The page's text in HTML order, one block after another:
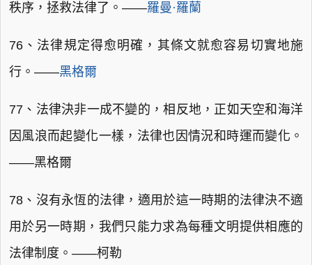
秩序，拯救法律了。——羅曼·羅蘭
76、法律規定得愈明確，其條文就愈容易切實地施
行。——黑格爾
77、法律決非一成不變的，相反地，正如天空和海洋
因風浪而起變化一樣，法律也因情況和時運而變化。
——黑格爾
78、沒有永恆的法律，適用於這一時期的法律決不適
用於另一時期，我們只能力求為每種文明提供相應的
法律制度。——柯勒